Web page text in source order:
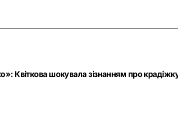
Квіткова шокувала зізнанням про